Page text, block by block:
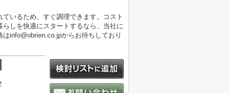
いるため、すぐ調理できます。コスト
しを快適にスタートするなら、当社に
info@obrien.co.jpからお待ちしており